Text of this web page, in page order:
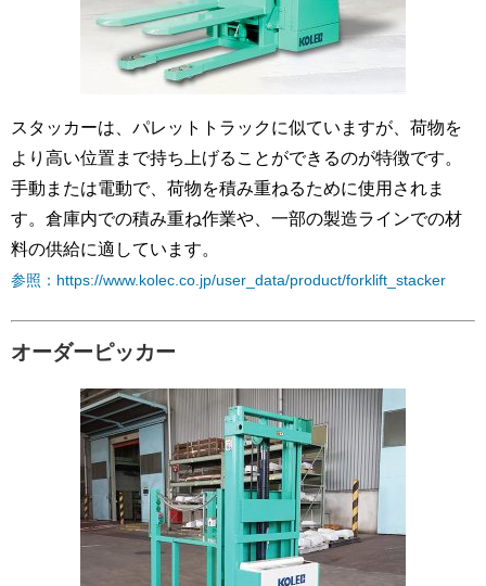
スタッカーは、パレットトラックに似ていますが、荷物を
より高い位置まで持ち上げることができるのが特徴です。
手動または電動で、荷物を積み重ねるために使用されま
す。倉庫内での積み重ね作業や、一部の製造ラインでの材
料の供給に適しています。
参照：https://www.kolec.co.jp/user_data/product/forklift_stacker
オーダーピッカー